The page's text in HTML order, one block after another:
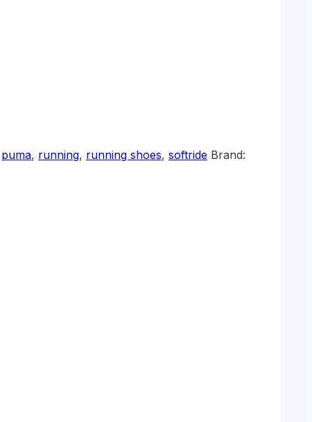
puma, running, running shoes, softride Brand: